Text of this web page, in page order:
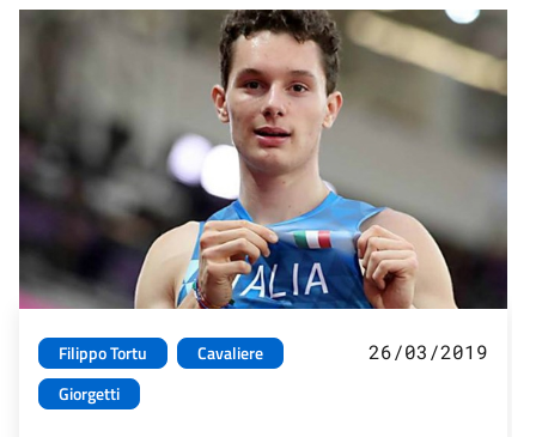
Filippo Tortu
Cavaliere
Giorgetti
26/03/2019